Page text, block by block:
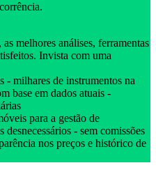
melhores análises, ferramentas
Invista com uma
- milhares de instrumentos na
base em dados atuais -
para a gestão de
- sem comissões
nos preços e histórico de